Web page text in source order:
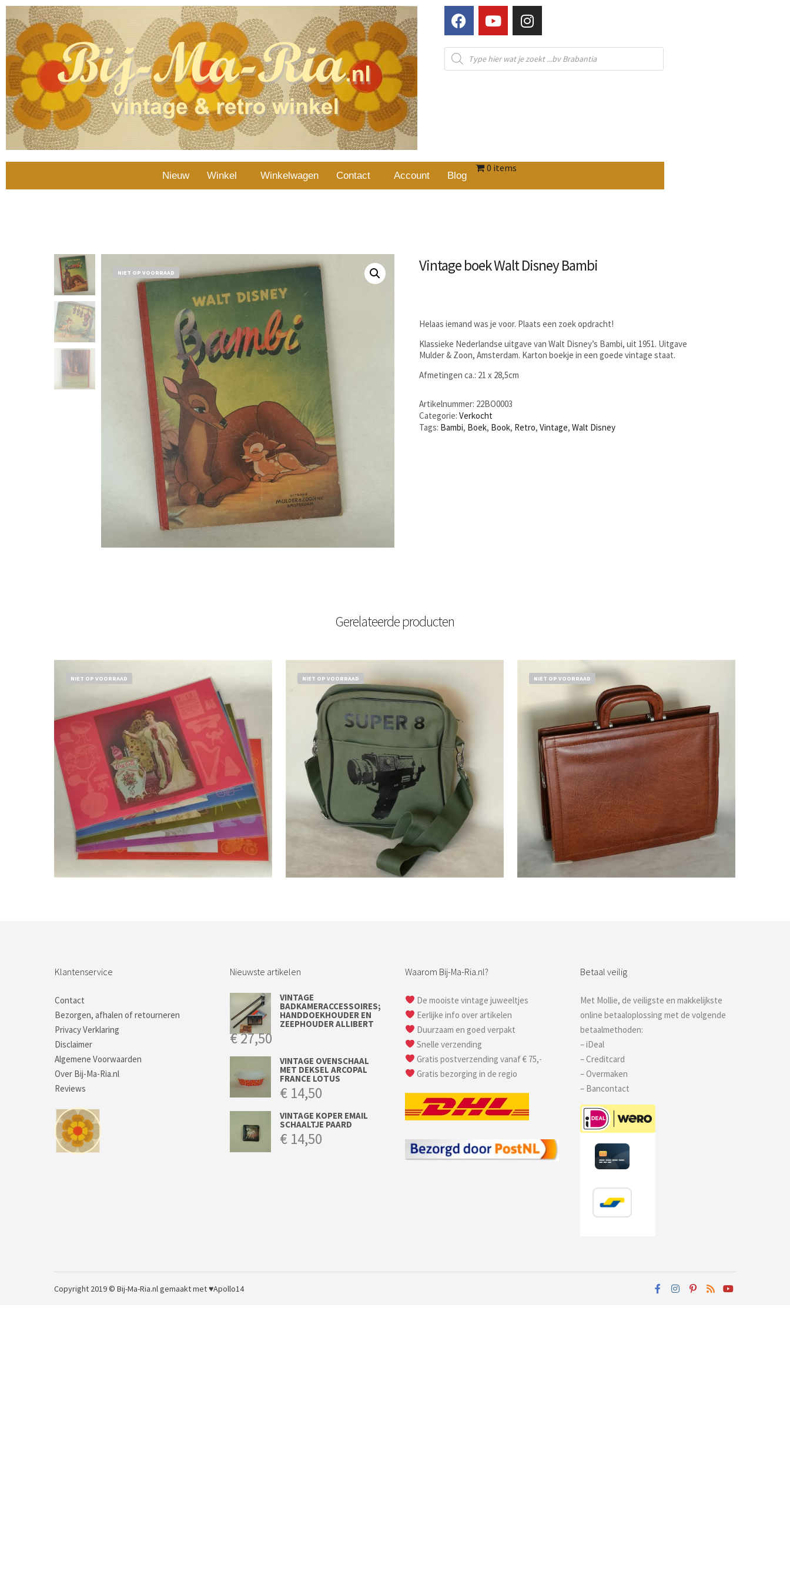
Nieuw Winkel Winkelwagen Contact Account Blog
0 items
NIET OP VOORRAAD Vintage boek Walt Disney Bambi
Helaas iemand was je voor. Plaats een zoek opdracht!
Klassieke Nederlandse uitgave van Walt Disney’s Bambi, uit 1951. Uitgave
Mulder & Zoon, Amsterdam. Karton boekje in een goede vintage staat.
Afmetingen ca.: 21 x 28,5cm
Artikelnummer: 22BO0003
Categorie:Verkocht
Tags: Bambi, Boek, Book, Retro,Vintage,Walt Disney
Gerelateerde producten
NIET OP VOORRAAD NIET OP VOORRAAD
€ 18,50
NIET OP VOORRAAD
Klantenservice
Contact
Bezorgen, afhalen of retourneren
Privacy Verklaring
Disclaimer
Algemene Voorwaarden
Over Bij-Ma-Ria.nl
Reviews
Nieuwste artikelen
VINTAGE
BADKAMERACCESSOIRES;
HANDDOEKHOUDER EN
ZEEPHOUDER ALLIBERT
€27,50
VINTAGE OVENSCHAAL
MET DEKSEL ARCOPAL
FRANCE LOTUS
€ 14,50
VINTAGE KOPER EMAIL
SCHAALTJE PAARD
€ 14,50
Waarom Bij-Ma-Ria.nl?
De mooiste vintage juweeltjes
Eerlijke info over artikelen
Duurzaam en goed verpakt
Snelle verzending
Gratis postverzending vanaf € 75,-
Gratis bezorging in de regio
Betaal veilig
Met Mollie, de veiligste en makkelijkste
online betaaloplossing met de volgende
betaalmethoden:
– iDeal
– Creditcard
– Overmaken
– Bancontact
Copyright 2019 © Bij-Ma-Ria.nlgemaakt met ♥Apollo14